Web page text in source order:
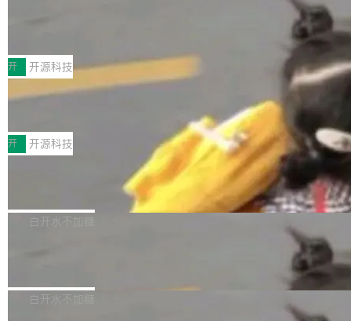
不完。」5T 来自免费额度，3T 来自 Go...
ve JH71XX 的设备，例如 VisionFive 2、PINE
64 STAR64，以及 QEMU。 增强了对 POSIX.1
-2024 和 C23 编程接口标准的兼容性。 compat
_linux(8) 增强了对 Linux 系统调用的支持，包
括 epoll（围绕 kqueue 实现）、POSIX 消息队
列、...
案
享会在上海举办。鸿蒙生态的全场景智慧营销平
台鲸鸿动能协同华为游戏中心，面向游戏行业开
发者及生态伙伴，系统呈现了平台在游戏领域的
完整能力版图——从IAP高价值用户的全周期经
营、到IAA游戏的“买变一体”正循环、再到联运与
广告协同的全链路经营闭环，以及面向全球市场
的出海增长布局。 华为终端云业务商业化销售负
责人在开场致辞中表示，游戏开发者的核心诉求
已不再是“多一个投放渠道”，而是一套能够持续
高质量游戏...
开 开源科技
技嘉X3D系列再添新成员 B850 AORU
面向AMD Ryzen X3D处理器玩家，技嘉X3D系
列主板阵容迎来新成员——B850 AORUS ELITE
X3D。作为面向主流高性能平台打造的全新主板
产品，B850 AORUS ELITE X3D延续技嘉在X3
D平台优化上的技术积累，旨在为游戏玩家带来
更稳定、更高效的装机选择。 B850 AORUS ELI
式2.0，可根据不同使用场景释放处理器潜力，
开 开源科技
Zadig v5.0 发布：AI 发布专员与 AI 审
我们团队这几天最大的卡点不是 AI 写得不够
好，是 AI 写得太好了。 好到审查排期从两天的
过 1528 名开发者，85% 说 AI 把瓶颈从写代码
白开水不加糖
数据库，有一个图形后端。作为一个原生的 Gra
白开水不加糖